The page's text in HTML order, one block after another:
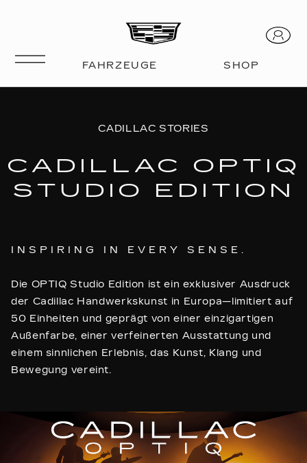
CADILLAC STORIES
CADILLAC OPTIQ
STUDIO EDITION
INSPIRING IN EVERY SENSE.
Die OPTIQ Studio Edition ist ein exklusiver Ausdruck
der Cadillac Handwerkskunst in Europa—limitiert auf
50 Einheiten und geprägt von einer einzigartigen
Außenfarbe, einer verfeinerten Ausstattung und
einem sinnlichen Erlebnis, das Kunst, Klang und
Bewegung vereint.